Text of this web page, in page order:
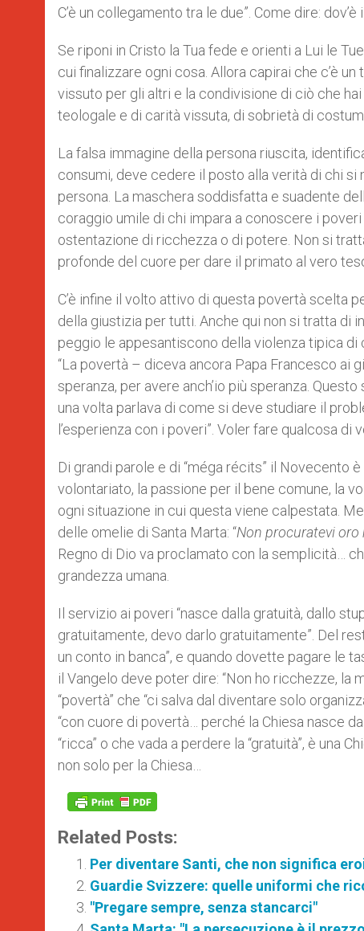
C’è un collegamento tra le due”. Come dire:
Se riponi in Cristo la Tua fede e orienti a Lui le
cui finalizzare ogni cosa. Allora capirai che c’è
vissuto per gli altri e la condivisione di ciò che
teologale e di carità vissuta, di sobrietà di
La falsa immagine della persona riuscita,
consumi, deve cedere il posto alla verità di chi
persona. La maschera soddisfatta e suadente
coraggio umile di chi impara a conoscere i
ostentazione di ricchezza o di potere. Non si
profonde del cuore per dare il primato al vero
C’è infine il volto attivo di questa povertà scelta
della giustizia per tutti. Anche qui non si tratta di
peggio le appesantiscono della violenza tipica
“La povertà – diceva ancora Papa Francesco ai
speranza, per avere anch’io più speranza.
una volta parlava di come si deve studiare il
l’esperienza con i poveri”. Voler fare qualcosa
Di grandi parole e di “méga récits” il Novecento
volontariato, la passione per il bene comune, la
ogni situazione in cui questa viene calpestata.
delle omelie di Santa Marta: “Non procuratevi
Regno di Dio va proclamato con la semplicità…
grandezza umana.
Il servizio ai poveri “nasce dalla gratuità, dallo
gratuitamente, devo darlo gratuitamente”. Del
un conto in banca”, e quando dovette pagare le
il Vangelo deve poter dire: “Non ho ricchezze, la
“povertà” che “ci salva dal diventare solo
“con cuore di povertà… perché la Chiesa nasce
“ricca” o che vada a perdere la “gratuità”, è una
non solo per la Chiesa…
Related Posts:
Per diventare Santi, che non significa
Guardie Svizzere: quelle uniformi che
"Pregare sempre, senza stancarci"